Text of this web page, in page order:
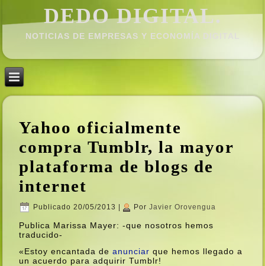
DEDO DIGITAL.
NOTICIAS DE EMPRESAS Y ECONOMÍ­A DIGITAL
Yahoo oficialmente
compra Tumblr, la mayor
plataforma de blogs de
internet
Publicado 20/05/2013 Por Javier Orovengua
Publica Marissa Mayer: -que nosotros hemos
traducido-
«Estoy encantada deanunciar que hemos llegado a
un acuerdo para adquirir Tumblr!